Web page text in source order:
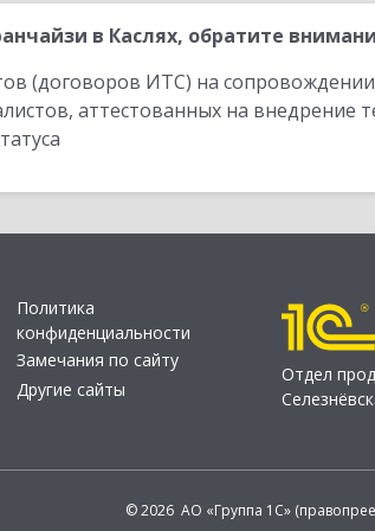
в Каслях, обратите
(договоров ИТС) на
аттестованных на
Политика
конфиденциальности
Замечания по сайту
Другие сайты
Отдел
© 2026 АО «Группа 1С»